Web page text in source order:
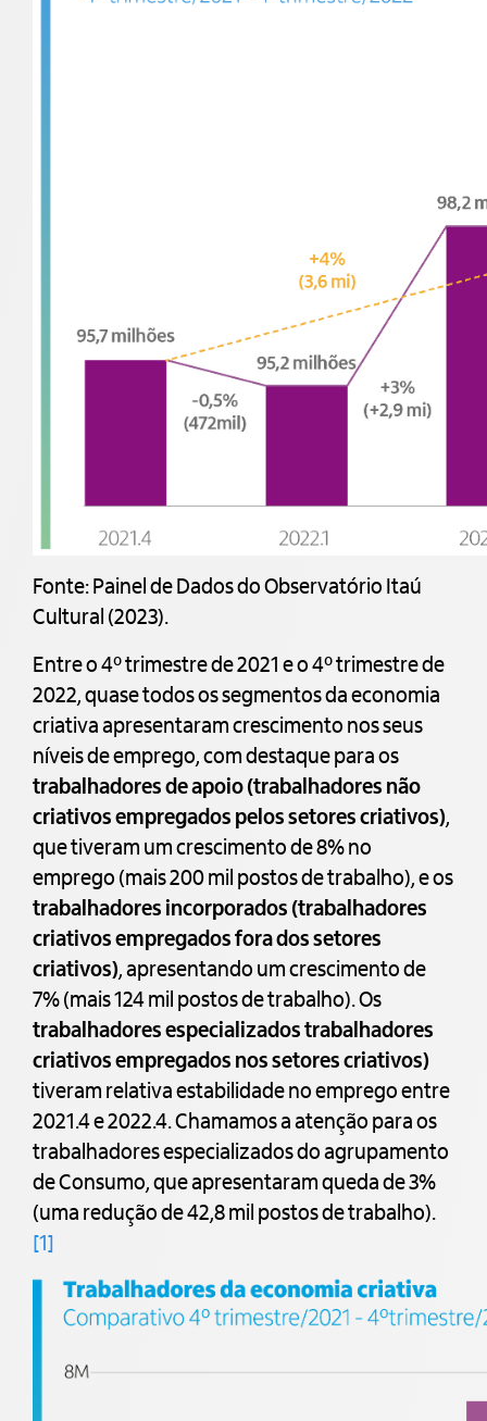
Fonte: Painel de Dados do Observatório Itaú
Cultural (2023).
Entre o 4º trimestre de 2021 e o 4º trimestre de
2022, quase todos os segmentos da economia
criativa apresentaram crescimento nos seus
níveis de emprego, com destaque para os
trabalhadores de apoio (trabalhadores não
criativos empregados pelos setores criativos),
que tiveram um crescimento de 8% no
emprego (mais 200 mil postos de trabalho), e os
trabalhadores incorporados (trabalhadores
criativos empregados fora dos setores
criativos), apresentando um crescimento de
7% (mais 124 mil postos de trabalho). Os
trabalhadores especializados trabalhadores
criativos empregados nos setores criativos)
tiveram relativa estabilidade no emprego entre
2021.4 e 2022.4. Chamamos a atenção para os
trabalhadores especializados do agrupamento
de Consumo, que apresentaram queda de 3%
(uma redução de 42,8 mil postos de trabalho).
[1]